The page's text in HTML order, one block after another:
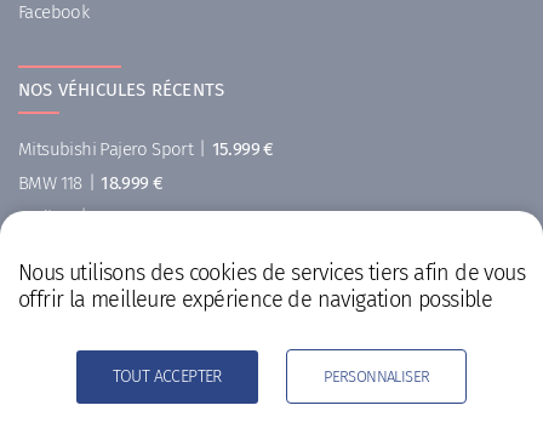
Facebook
NOS VÉHICULES RÉCENTS
Mitsubishi Pajero Sport
15.999 €
BMW 118
18.999 €
Audi A4 | 26.999 €
Renault Twingo | 1.800 €
2.250 €
Nous utilisons des cookies de services tiers afin de vous
offrir la meilleure expérience de navigation possible
TOUT ACCEPTER PERSONNALISER